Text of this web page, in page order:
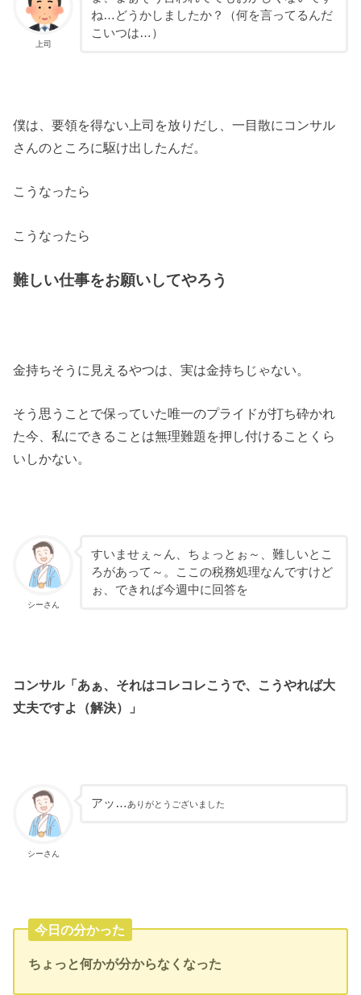
上司
ね…どうかしましたか？（何を言ってるんだ
こいつは…）
僕は、要領を得ない上司を放りだし、一目散にコンサル
さんのところに駆け出したんだ。
こうなったら
こうなったら
難しい仕事をお願いしてやろう
金持ちそうに見えるやつは、実は金持ちじゃない。
そう思うことで保っていた唯一のプライドが打ち砕かれ
た今、私にできることは無理難題を押し付けることくら
いしかない。
シーさん
すいませぇ～ん、ちょっとぉ～、難しいとこ
ろがあって～。ここの税務処理なんですけど
ぉ、できれば今週中に回答を
コンサル「あぁ、それはコレコレこうで、こうやれば大
丈夫ですよ（解決）」
シーさん
アッ…ありがとうございました
今日の分かった
ちょっと何かが分からなくなった